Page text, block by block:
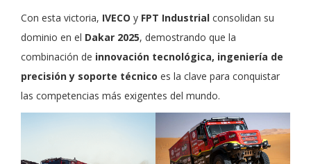
Con esta victoria, IVECO y FPT Industrial consolidan su
dominio en el Dakar 2025, demostrando que la
combinación de innovación tecnológica, ingeniería de
precisión y soporte técnico es la clave para conquistar
las competencias más exigentes del mundo.